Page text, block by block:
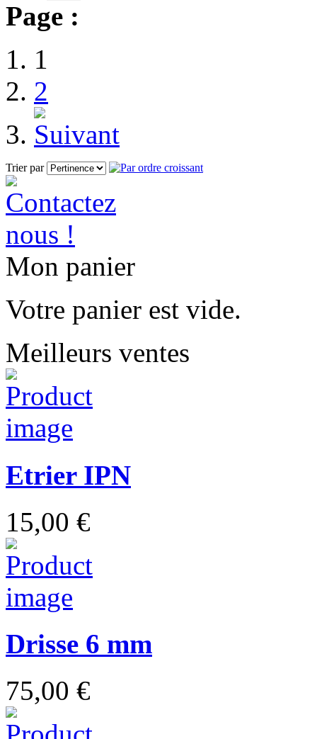
Page :
1
2
Trier par
Mon panier
Votre panier est vide.
Meilleurs ventes
Etrier IPN
15,00 €
Drisse 6 mm
75,00 €